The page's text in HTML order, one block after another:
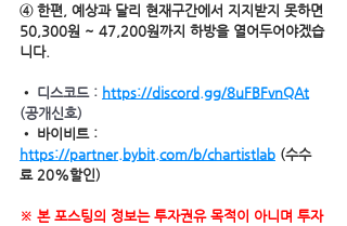
④ 한편, 예상과 달리 현재구간에서 지지받지 못하면
50,300원 ~ 47,200원까지 하방을 열어두어야겠습
니다.
• 디스코드 : https://discord.gg/8uFBFvnQAt
(공개신호)
• 바이비트 :
https://partner.bybit.com/b/chartistlab (수수
료 20%할인)
※ 본 포스팅의 정보는 투자권유 목적이 아니며 투자